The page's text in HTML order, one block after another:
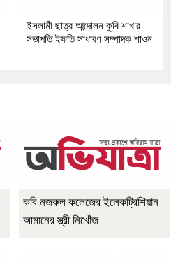
ইসলামী ছাত্র আন্দোলন কুবি শাখার
সভাপতি ইফতি সাধারণ সম্পাদক শাওন
কবি নজরুল কলেজের ইলেকট্রিশিয়ান
আমানের স্ত্রী নিখোঁজ